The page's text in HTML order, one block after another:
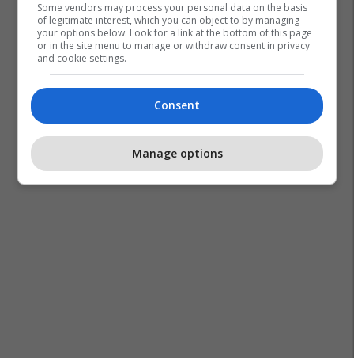
Some vendors may process your personal data on the basis
of legitimate interest, which you can object to by managing
your options below. Look for a link at the bottom of this page
or in the site menu to manage or withdraw consent in privacy
and cookie settings.
Consent
Manage options